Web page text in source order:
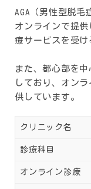
AGA（男性型脱
オンラインで提
療サービスを受け
また、都心部を
しており、オン
供しています。
クリニック名
診療科目
オンライン診療